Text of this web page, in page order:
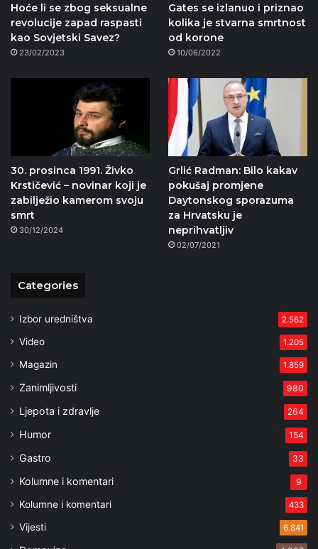
Hoće li se zbog seksualne
revolucije zapad raspasti
kao Sovjetski Savez?
23/02/2023
Gates se izlanuo i priznao
kolika je stvarna smrtnost
od korone
10/06/2022
30. prosinca 1991. Živko
Krstičević – novinar koji je
zabilježio kamerom svoju
smrt
30/12/2024
Grlić Radman: Bilo kakav
pokušaj promjene
Daytonskog sporazuma
za Hrvatsku je
neprihvatljiv
02/07/2021
Categories
Izbor uredništva 2.562
Video 1.205
Magazin 1.859
Zanimljivosti 980
Ljepota i zdravlje 264
Humor 154
Gastro 33
Kolumne i komentari 9
Kolumne i komentari 433
Vijesti 6.841